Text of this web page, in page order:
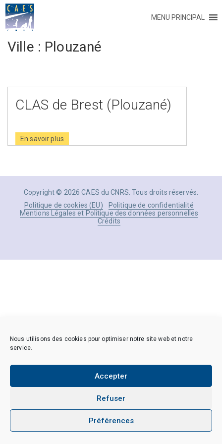
Nous utilisons des cookies pour optimiser notre site web et notre
service.
Accepter
Refuser
Préférences
MENU PRINCIPAL
Ville : Plouzané
CLAS de Brest (Plouzané)
En savoir plus
Copyright © 2026 CAES du CNRS. Tous droits réservés.
Politique de cookies (EU)
Politique de confidentialité
Mentions Légales et Politique des données personnelles
Crédits